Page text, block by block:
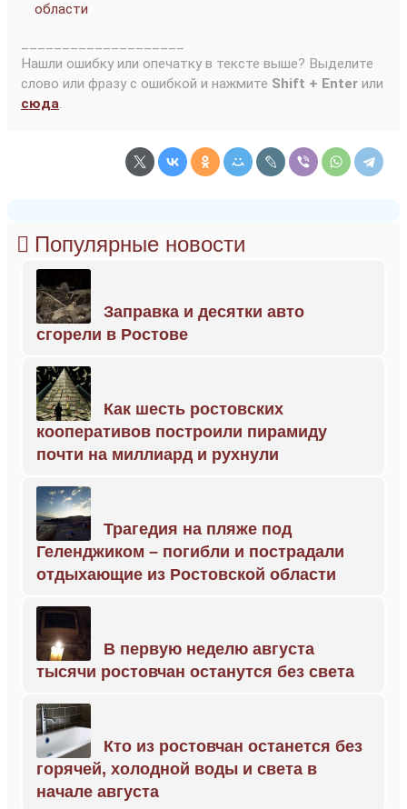
области
Нашли ошибку или опечатку в тексте выше? Выделите
слово или фразу с ошибкой и нажмите Shift + Enter или
сюда.
Популярные новости
Заправка и десятки авто
сгорели в Ростове
Как шесть ростовских
кооперативов построили пирамиду
почти на миллиард и рухнули
Трагедия на пляже под
Геленджиком – погибли и пострадали
отдыхающие из Ростовской области
В первую неделю августа
тысячи ростовчан останутся без света
Кто из ростовчан останется без
горячей, холодной воды и света в
начале августа